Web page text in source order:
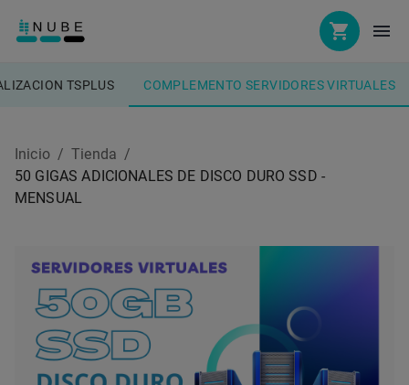
TSPLUS COMPLEMENTO SERVIDORES VIRTUALES
Inicio / Tienda /
50 GIGAS ADICIONALES DE DISCO DURO SSD -
MENSUAL